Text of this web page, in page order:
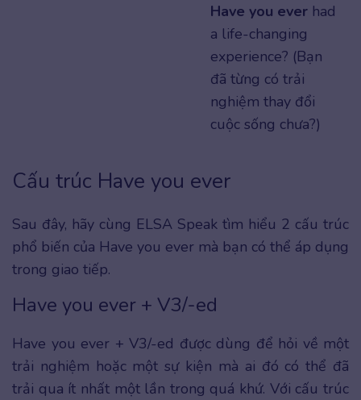
Have you ever had
a life-changing
experience? (Bạn
đã từng có trải
nghiệm thay đổi
cuộc sống chưa?)
Cấu trúc Have you ever
Sau đây, hãy cùng ELSA Speak tìm hiểu 2 cấu trúc
phổ biến của Have you ever mà bạn có thể áp dụng
trong giao tiếp.
Have you ever + V3/-ed
Have you ever + V3/-ed được dùng để hỏi về một
trải nghiệm hoặc một sự kiện mà ai đó có thể đã
trải qua ít nhất một lần trong quá khứ. Với cấu trúc